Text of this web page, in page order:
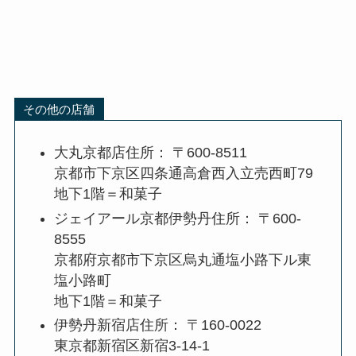
その他の店舗
大丸京都店住所： 〒600-8511
京都市下京区四条通高倉西入立売西町79
地下1階＝和菓子
ジェイアール京都伊勢丹住所： 〒600-
8555
京都府京都市下京区烏丸通塩小路下ル東
塩小路町
地下1階＝和菓子
伊勢丹新宿店住所： 〒160-0022
東京都新宿区新宿3-14-1